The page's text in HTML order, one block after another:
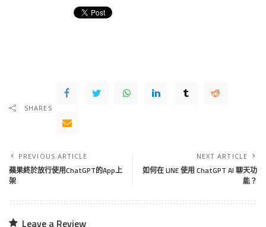
SHARES
PREVIOUS ARTICLE
蘋果終於放行使用ChatGPT的App上
架
NEXT ARTICLE
如何在 LINE 使用 ChatGPT AI 聊天功
能？
Leave a Review